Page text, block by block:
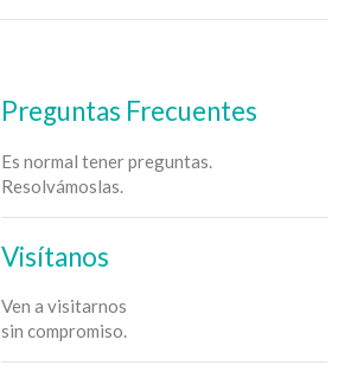
Preguntas Frecuentes
Es normal tener preguntas.
Resolvámoslas.
Visítanos
Ven a visitarnos
sin compromiso.